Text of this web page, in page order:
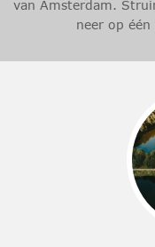
van Amsterdam.
neer op